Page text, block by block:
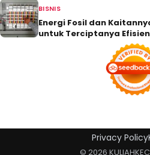
BISNIS
Energi Fosil dan
untuk Terciptanya
© 2026
Privacy Policy